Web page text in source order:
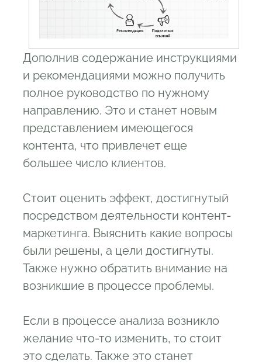
Дополнив содержание инструкциями
и рекомендациями можно получить
полное руководство по нужному
направлению. Это и станет новым
представлением имеющегося
контента, что привлечет еще
большее число клиентов.
Стоит оценить эффект, достигнутый
посредством деятельности контент-
маркетинга. Выяснить какие вопросы
были решены, а цели достигнуты.
Также нужно обратить внимание на
возникшие в процессе проблемы.
Если в процессе анализа возникло
желание что-то изменить, то стоит
это сделать. Также это станет